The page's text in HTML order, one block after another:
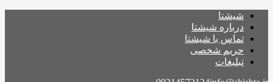
شیشتا
درباره شیشتا
تماس با شیشتا
حریم شخصی
تبلیغات